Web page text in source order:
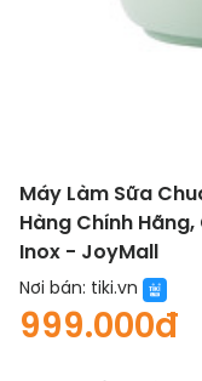
Máy Làm Sữa
Hàng Chính
Inox - JoyMall
Nơi bán: tiki.vn
999.000đ